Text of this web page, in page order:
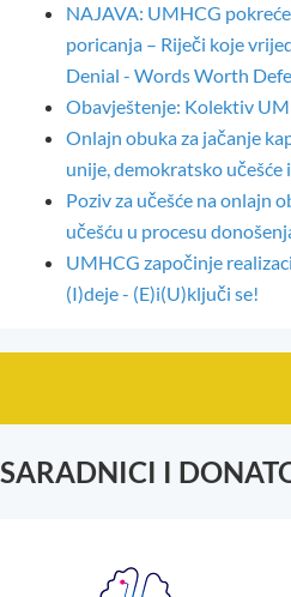
NAJAVA: UMHCG
poricanja – Riječi koje
Denial - Words Worth
Obavještenje: Kolektiv
Onlajn obuka za jačanje
unije, demokratsko
Poziv za učešće na onlajn
učešću u procesu
UMHCG započinje
(I)deje - (E)i(U)ključi se!
SARADNICI I